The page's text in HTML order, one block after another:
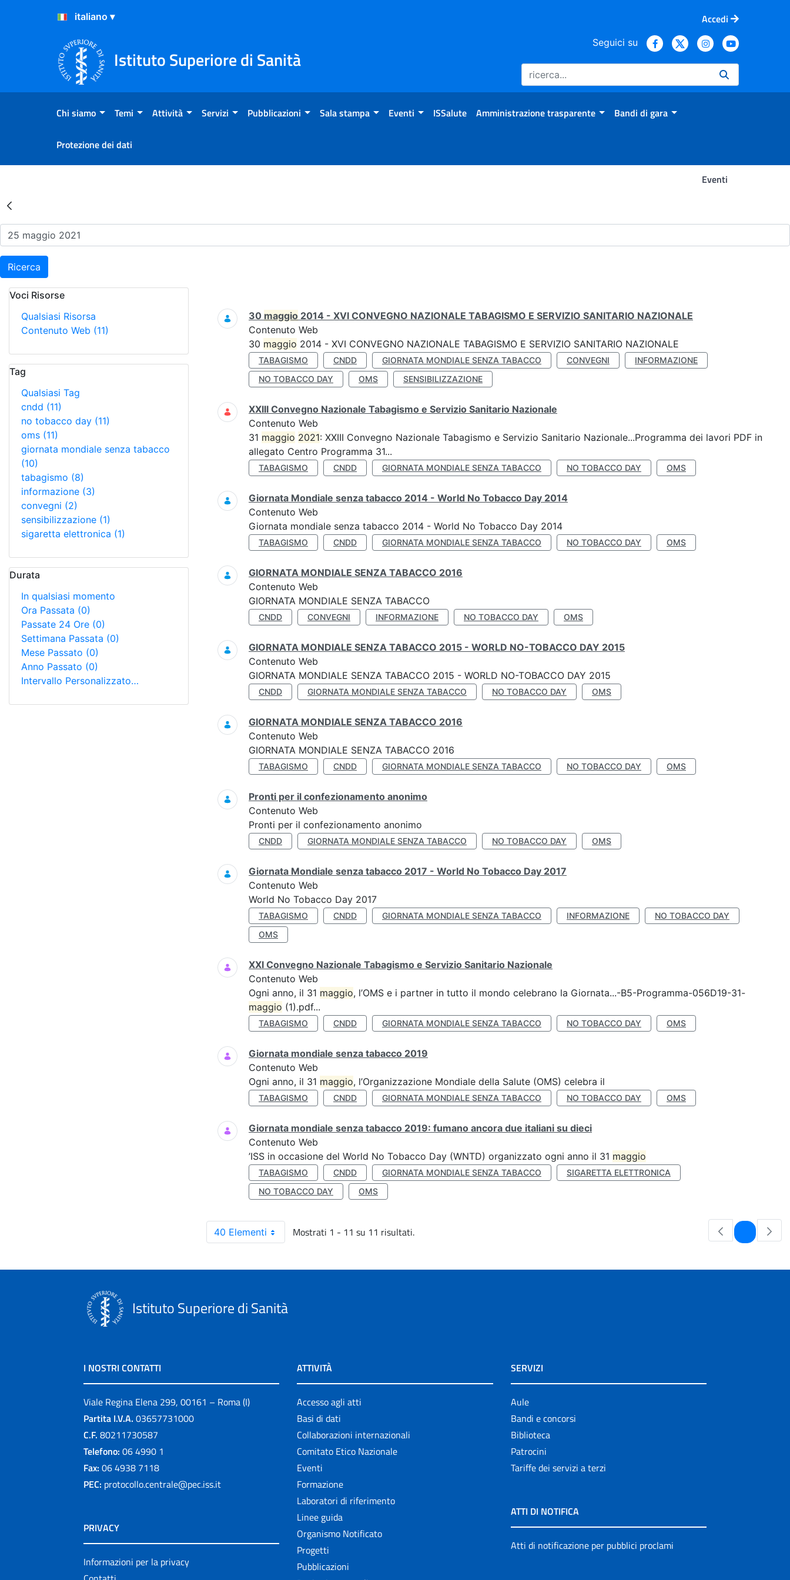
Salta al Contenuto
Salta al Footer
Accedi
Istituto Superiore di Sanità
Seguici su
Chi siamo Temi Attività Servizi Pubblicazioni Sala stampa Eventi ISSalute Amministrazione trasparente Bandi di gara
Protezione dei dati
Eventi
Risultati della Ricerca - Eventi
Ricerca
Voci Risorse
Qualsiasi Risorsa
Contenuto Web (11)
Tag
Qualsiasi Tag
cndd (11)
no tobacco day (11)
oms (11)
giornata mondiale senza tabacco
(10)
tabagismo (8)
informazione (3)
convegni (2)
sensibilizzazione (1)
sigaretta elettronica (1)
Durata
In qualsiasi momento
Ora Passata (0)
Passate 24 Ore (0)
Settimana Passata (0)
Mese Passato (0)
Anno Passato (0)
Intervallo Personalizzato…
Ricerca
30 maggio 2014 - XVI CONVEGNO NAZIONALE TABAGISMO E SERVIZIO SANITARIO NAZIONALE
Contenuto Web
30 maggio 2014 - XVI CONVEGNO NAZIONALE TABAGISMO E SERVIZIO SANITARIO NAZIONALE
TABAGISMO CNDD GIORNATA MONDIALE SENZA TABACCO CONVEGNI
INFORMAZIONE
NO TOBACCO DAY
OMS SENSIBILIZZAZIONE
XXIII Convegno Nazionale Tabagismo e Servizio Sanitario Nazionale
Contenuto Web
31 maggio 2021: XXIII Convegno Nazionale Tabagismo e Servizio Sanitario Nazionale...Programma dei lavori PDF in
allegato Centro Programma 31...
TABAGISMO CNDD GIORNATA MONDIALE SENZA TABACCO NO TOBACCO DAY OMS
Giornata Mondiale senza tabacco 2014 - World No Tobacco Day 2014
Contenuto Web
Giornata mondiale senza tabacco 2014 - World No Tobacco Day 2014
TABAGISMO CNDD GIORNATA MONDIALE SENZA TABACCO NO TOBACCO DAY OMS
GIORNATA MONDIALE SENZA TABACCO 2016
Contenuto Web
GIORNATA MONDIALE SENZA TABACCO
CNDD CONVEGNI INFORMAZIONE NO TOBACCO DAY OMS
GIORNATA MONDIALE SENZA TABACCO 2015 - WORLD NO-TOBACCO DAY 2015
Contenuto Web
GIORNATA MONDIALE SENZA TABACCO 2015 - WORLD NO-TOBACCO DAY 2015
CNDD GIORNATA MONDIALE SENZA TABACCO NO TOBACCO DAY OMS
GIORNATA MONDIALE SENZA TABACCO 2016
Contenuto Web
GIORNATA MONDIALE SENZA TABACCO 2016
TABAGISMO CNDD GIORNATA MONDIALE SENZA TABACCO NO TOBACCO DAY OMS
Pronti per il confezionamento anonimo
Contenuto Web
Pronti per il confezionamento anonimo
CNDD GIORNATA MONDIALE SENZA TABACCO NO TOBACCO DAY OMS
Giornata Mondiale senza tabacco 2017 - World No Tobacco Day 2017
Contenuto Web
World No Tobacco Day 2017
TABAGISMO CNDD GIORNATA MONDIALE SENZA TABACCO INFORMAZIONE
NO TOBACCO DAY
OMS
XXI Convegno Nazionale Tabagismo e Servizio Sanitario Nazionale
Contenuto Web
Ogni anno, il 31 maggio, l’OMS e i partner in tutto il mondo celebrano la Giornata...-B5-Programma-056D19-31-
maggio (1).pdf...
TABAGISMO CNDD GIORNATA MONDIALE SENZA TABACCO NO TOBACCO DAY OMS
Giornata mondiale senza tabacco 2019
Contenuto Web
Ogni anno, il 31 maggio, l’Organizzazione Mondiale della Salute (OMS) celebra il
TABAGISMO CNDD GIORNATA MONDIALE SENZA TABACCO NO TOBACCO DAY OMS
Giornata mondiale senza tabacco 2019: fumano ancora due italiani su dieci
Contenuto Web
’ISS in occasione del World No Tobacco Day (WNTD) organizzato ogni anno il 31 maggio
TABAGISMO CNDD GIORNATA MONDIALE SENZA TABACCO
SIGARETTA ELETTRONICA
NO TOBACCO DAY
OMS
40 Elementi Mostrati 1 - 11 su 11 risultati. Pagina
Istituto Superiore di Sanità
I NOSTRI CONTATTI
Viale Regina Elena 299, 00161 – Roma (I)
Partita I.V.A. 03657731000
C.F. 80211730587
Telefono: 06 4990 1
Fax: 06 4938 7118
PEC: protocollo.centrale@pec.iss.it
PRIVACY
Informazioni per la privacy
ATTIVITÀ
Accesso agli atti
Basi di dati
Collaborazioni internazionali
Comitato Etico Nazionale
Eventi
Formazione
Laboratori di riferimento
Linee guida
Organismo Notificato
Progetti
Pubblicazioni
SERVIZI
Aule
Bandi e concorsi
Biblioteca
Patrocini
Tariffe dei servizi a terzi
ATTI DI NOTIFICA
Atti di notificazione per pubblici proclami